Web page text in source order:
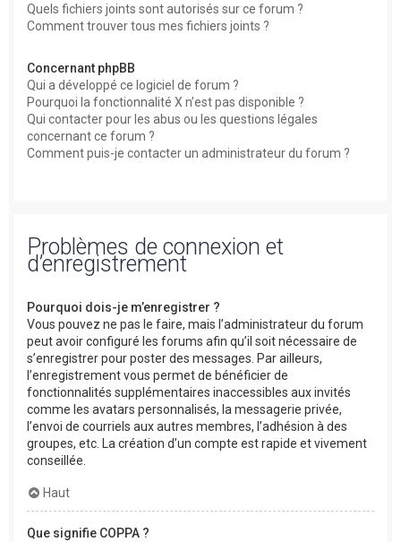
Quels fichiers joints sont autorisés sur ce forum ?
Comment trouver tous mes fichiers joints ?
Concernant phpBB
Qui a développé ce logiciel de forum ?
Pourquoi la fonctionnalité X n’est pas disponible ?
Qui contacter pour les abus ou les questions légales
concernant ce forum ?
Comment puis-je contacter un administrateur du forum ?
Problèmes de connexion et
d’enregistrement
Pourquoi dois-je m’enregistrer ?
Vous pouvez ne pas le faire, mais l’administrateur du forum
peut avoir configuré les forums afin qu’il soit nécessaire de
s’enregistrer pour poster des messages. Par ailleurs,
l’enregistrement vous permet de bénéficier de
fonctionnalités supplémentaires inaccessibles aux invités
comme les avatars personnalisés, la messagerie privée,
l’envoi de courriels aux autres membres, l’adhésion à des
groupes, etc. La création d’un compte est rapide et vivement
conseillée.
Haut
Que signifie COPPA ?